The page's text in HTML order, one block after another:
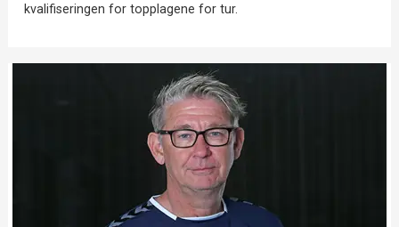
kvalifiseringen for topplagene for tur.